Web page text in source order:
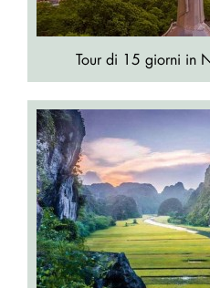
Tour di 15 giorni in